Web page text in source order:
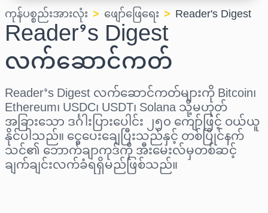
ကုန်ပစ္စည်းအားလုံး ဖျော်ဖြေရေး Reader's Digest
Reader’s Digest
လက်ဆောင်ကတ်
Reader’s Digest လက်ဆောင်ကတ်များကို Bitcoin၊
Ethereum၊ USDC၊ USDT၊ Solana သို့မဟုတ်
အခြားသော ဒင်္ဂါးပြားပေါင်း ၂၅၀ ကျော်ဖြင့် ဝယ်ယူ
နိုင်ပါသည်။ ငွေပေးချေပြီးသည်နှင့် တစ်ပြိုင်နက်
သင်၏ ဘောက်ချာကုဒ်ကို အီးမေးလ်မှတစ်ဆင့်
ချက်ချင်းလက်ခံရရှိမည်ဖြစ်သည်။